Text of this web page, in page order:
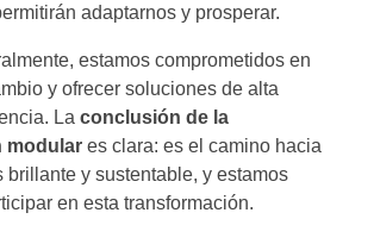
adaptarnos y prosperar.
estamos comprometidos en
y ofrecer soluciones de alta
La conclusión de la
modular es clara: es el camino hacia
brillante y sustentable, y estamos
en esta transformación.